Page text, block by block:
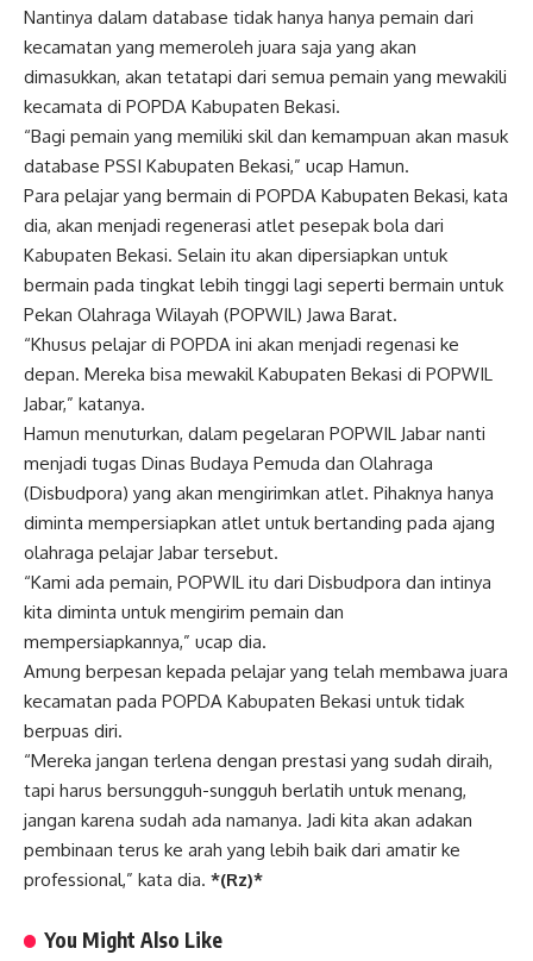
Nantinya dalam database tidak hanya hanya pemain dari
kecamatan yang memeroleh juara saja yang akan
dimasukkan, akan tetatapi dari semua pemain yang mewakili
kecamata di POPDA Kabupaten Bekasi.
“Bagi pemain yang memiliki skil dan kemampuan akan masuk
database PSSI Kabupaten Bekasi,” ucap Hamun.
Para pelajar yang bermain di POPDA Kabupaten Bekasi, kata
dia, akan menjadi regenerasi atlet pesepak bola dari
Kabupaten Bekasi. Selain itu akan dipersiapkan untuk
bermain pada tingkat lebih tinggi lagi seperti bermain untuk
Pekan Olahraga Wilayah (POPWIL) Jawa Barat.
“Khusus pelajar di POPDA ini akan menjadi regenasi ke
depan. Mereka bisa mewakil Kabupaten Bekasi di POPWIL
Jabar,” katanya.
Hamun menuturkan, dalam pegelaran POPWIL Jabar nanti
menjadi tugas Dinas Budaya Pemuda dan Olahraga
(Disbudpora) yang akan mengirimkan atlet. Pihaknya hanya
diminta mempersiapkan atlet untuk bertanding pada ajang
olahraga pelajar Jabar tersebut.
“Kami ada pemain, POPWIL itu dari Disbudpora dan intinya
kita diminta untuk mengirim pemain dan
mempersiapkannya,” ucap dia.
Amung berpesan kepada pelajar yang telah membawa juara
kecamatan pada POPDA Kabupaten Bekasi untuk tidak
berpuas diri.
“Mereka jangan terlena dengan prestasi yang sudah diraih,
tapi harus bersungguh-sungguh berlatih untuk menang,
jangan karena sudah ada namanya. Jadi kita akan adakan
pembinaan terus ke arah yang lebih baik dari amatir ke
professional,” kata dia. *(Rz)*
You Might Also Like